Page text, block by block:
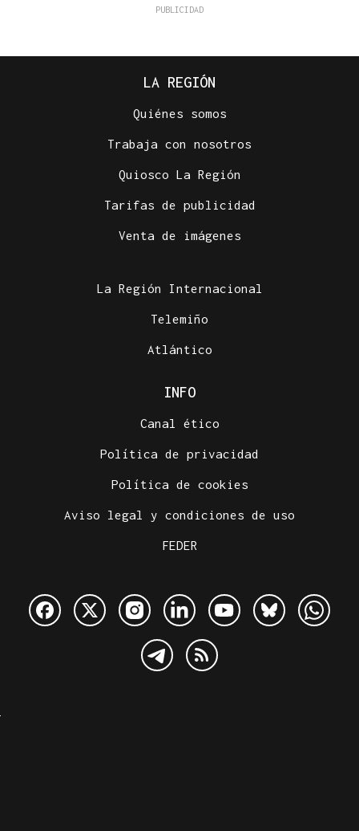
LA REGIÓN
Quiénes somos
Trabaja con nosotros
Quiosco La Región
Tarifas de publicidad
Venta de imágenes
La Región Internacional
Telemiño
Atlántico
INFO
Canal ético
Política de privacidad
Política de cookies
Aviso legal y condiciones de uso
FEDER